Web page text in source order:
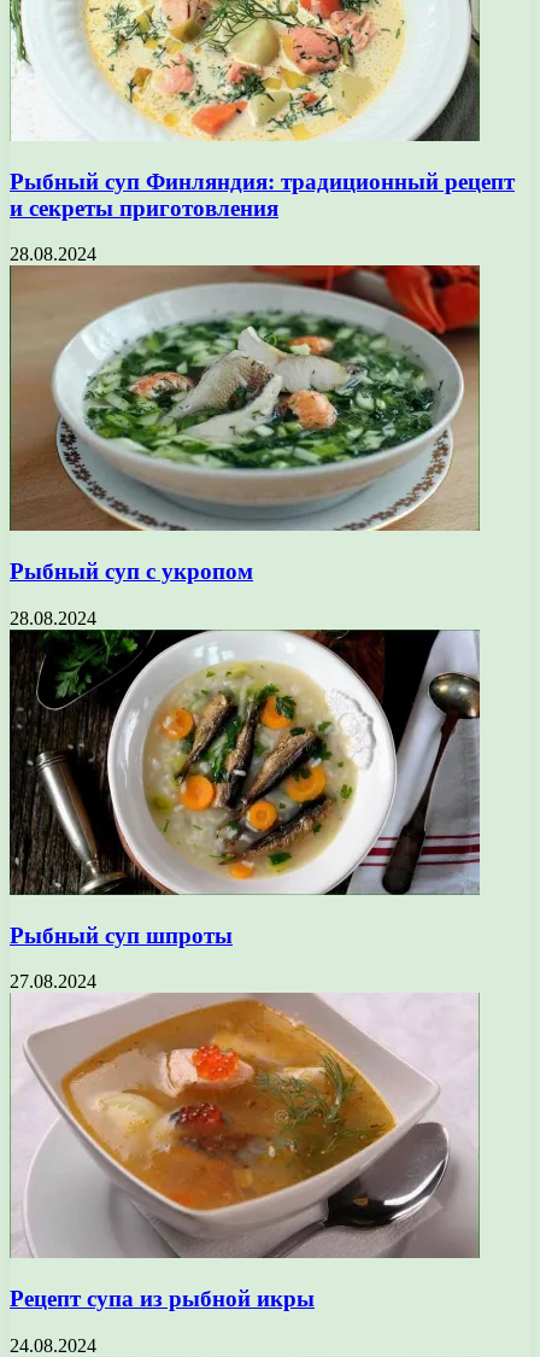
Рыбный суп Финляндия: традиционный рецепт
и секреты приготовления
28.08.2024
Рыбный суп с укропом
28.08.2024
Рыбный суп шпроты
27.08.2024
Рецепт супа из рыбной икры
24.08.2024